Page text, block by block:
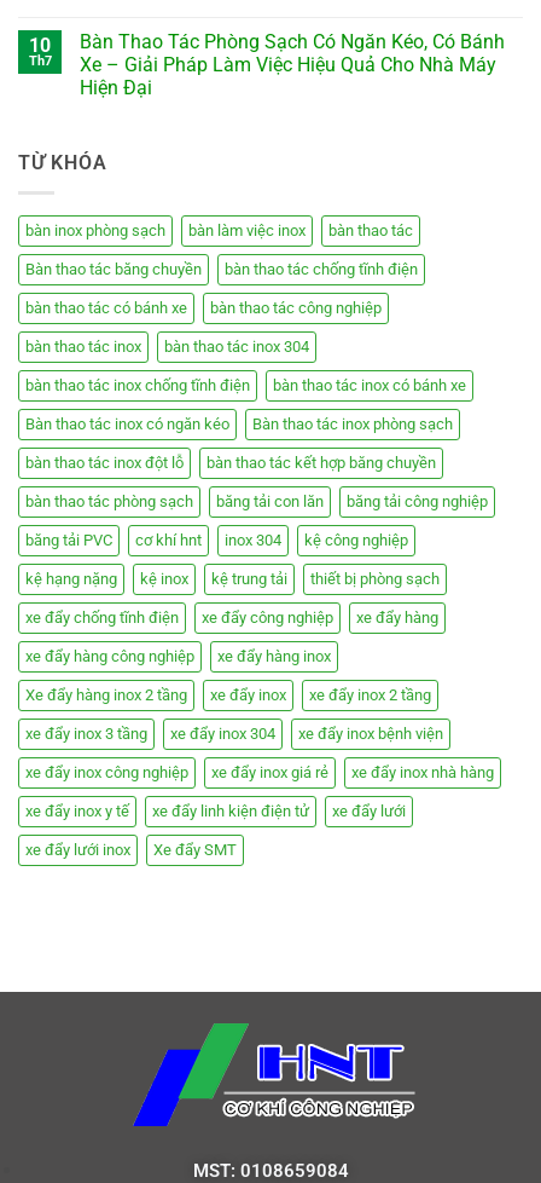
10
Th7
Bàn Thao Tác Phòng Sạch Có Ngăn Kéo, Có Bánh
Xe – Giải Pháp Làm Việc Hiệu Quả Cho Nhà Máy
Hiện Đại
TỪ KHÓA
bàn inox phòng sạch bàn làm việc inox bàn thao tác
Bàn thao tác băng chuyền bàn thao tác chống tĩnh điện
bàn thao tác có bánh xe bàn thao tác công nghiệp
bàn thao tác inox bàn thao tác inox 304
bàn thao tác inox chống tĩnh điện bàn thao tác inox có bánh xe
Bàn thao tác inox có ngăn kéo Bàn thao tác inox phòng sạch
bàn thao tác inox đột lỗ bàn thao tác kết hợp băng chuyền
bàn thao tác phòng sạch băng tải con lăn băng tải công nghiệp
băng tải PVC cơ khí hnt inox 304 kệ công nghiệp
kệ hạng nặng kệ inox kệ trung tải thiết bị phòng sạch
xe đẩy chống tĩnh điện xe đẩy công nghiệp xe đẩy hàng
xe đẩy hàng công nghiệp xe đẩy hàng inox
Xe đẩy hàng inox 2 tầng xe đẩy inox xe đẩy inox 2 tầng
xe đẩy inox 3 tầng xe đẩy inox 304 xe đẩy inox bệnh viện
xe đẩy inox công nghiệp xe đẩy inox giá rẻ xe đẩy inox nhà hàng
xe đẩy inox y tế xe đẩy linh kiện điện tử xe đẩy lưới
xe đẩy lưới inox Xe đẩy SMT
MST: 0108659084